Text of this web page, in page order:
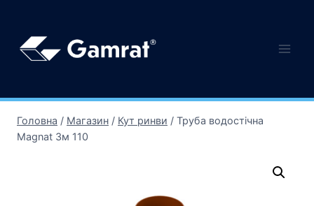
Головна / Магазин / Кут ринви / Труба водостічна
Magnat 3м 110